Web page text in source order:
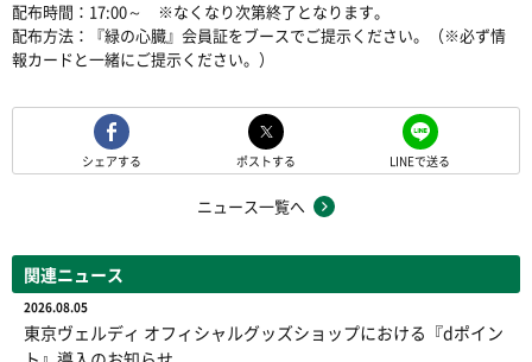
配布時間：17:00～ ※なくなり次第終了となります。
配布方法：『緑の心臓』会員証をブースでご提示ください。（※必ず情
報カードと一緒にご提示ください。）
シェアする ポストする LINEで送る
ニュース一覧へ
関連ニュース
2026.08.05
東京ヴェルディ オフィシャルグッズショップにおける『dポイン